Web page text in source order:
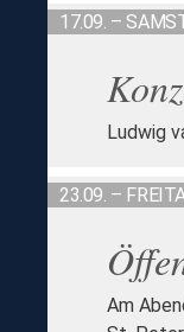
17.09. –
Ludwig
23.09. –
Am